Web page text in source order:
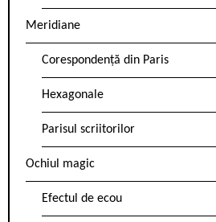
Meridiane
Corespondență din Paris
Hexagonale
Parisul scriitorilor
Ochiul magic
Efectul de ecou